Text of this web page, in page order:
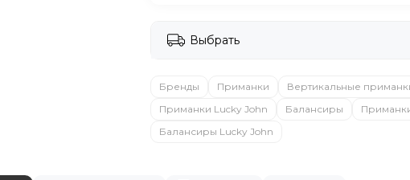
Выбрать
Бренды Приманки Вертикальные
Приманки Lucky John
Балансиры
Балансиры Lucky John